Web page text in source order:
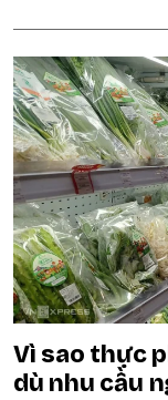
Vì sao thực
dù nhu cầu